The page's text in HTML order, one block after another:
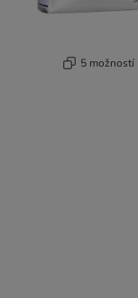
5 možností